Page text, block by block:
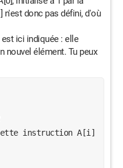
n'est donc pas défini, d'où
ici indiquée : elle
nouvel élément. Tu peux